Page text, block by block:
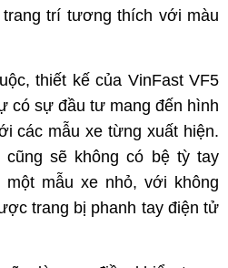
trí tương thích với màu
thiết kế của VinFast VF5
có sự đầu tư mang đến hình
các mẫu xe từng xuất hiện.
cũng sẽ không có bệ tỳ tay
mẫu xe nhỏ, với không
trang bị phanh tay điện tử